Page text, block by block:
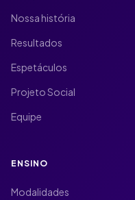
Nossa história
Resultados
Espetáculos
Projeto Social
Equipe
ENSINO
Modalidades